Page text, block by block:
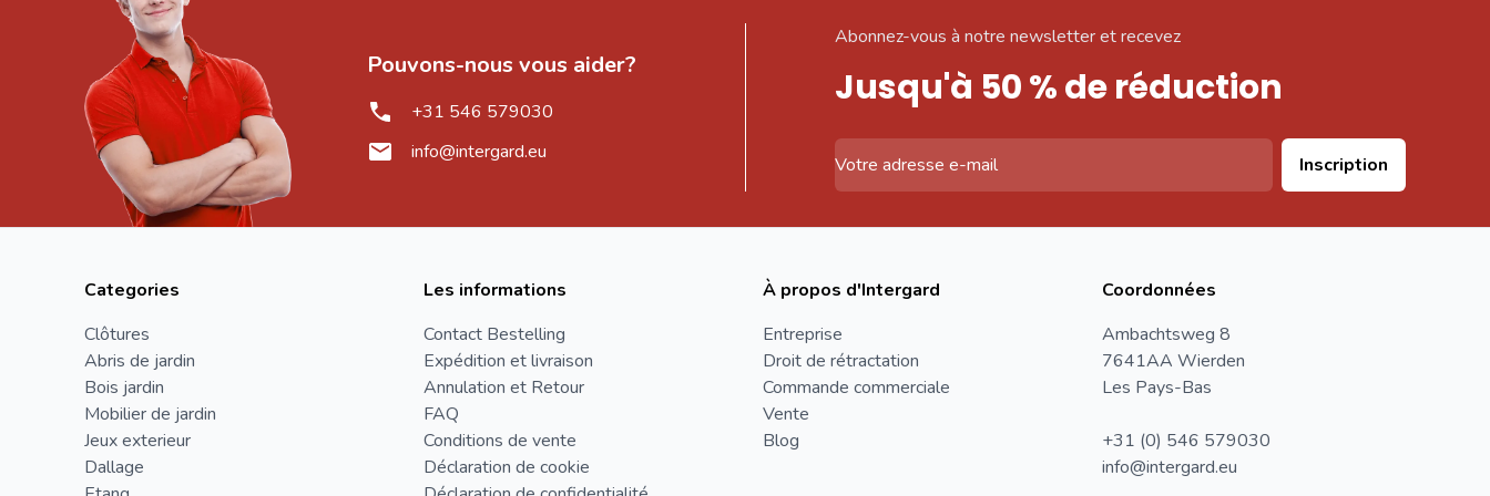
Pouvons-nous vous aider?
+31 546 579030
info@intergard.eu
Abonnez-vous à notre newsletter et recevez
Jusqu'à 50 % de réduction
Inscription
Categories
Clôtures
Abris de jardin
Bois jardin
Mobilier de jardin
Jeux exterieur
Dallage
Les informations
Contact Bestelling
Expédition et livraison
Annulation et Retour
FAQ
Conditions de vente
Déclaration de cookie
À propos d'Intergard
Entreprise
Droit de rétractation
Commande commerciale
Vente
Blog
Coordonnées
Ambachtsweg 8
7641AA Wierden
Les Pays-Bas
+31 (0) 546 579030
info@intergard.eu